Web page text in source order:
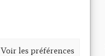
Voir les préférences